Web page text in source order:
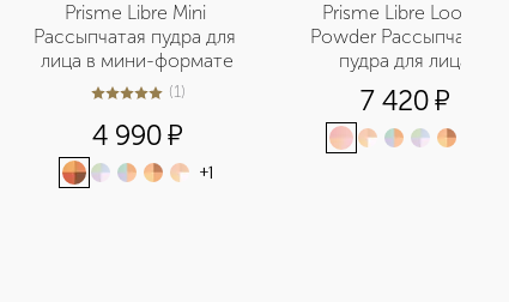
Prisme Libre Mini
Рассыпчатая пудра для
лица в мини-формате
5из 51 (1)
4 990¤
+1
Prisme Libre Loose
Powder Рассыпчатая
пудра для лица
7 420¤